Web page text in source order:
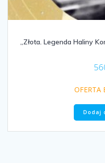
„Złota. Legenda Haliny
OFERTA
Dodaj